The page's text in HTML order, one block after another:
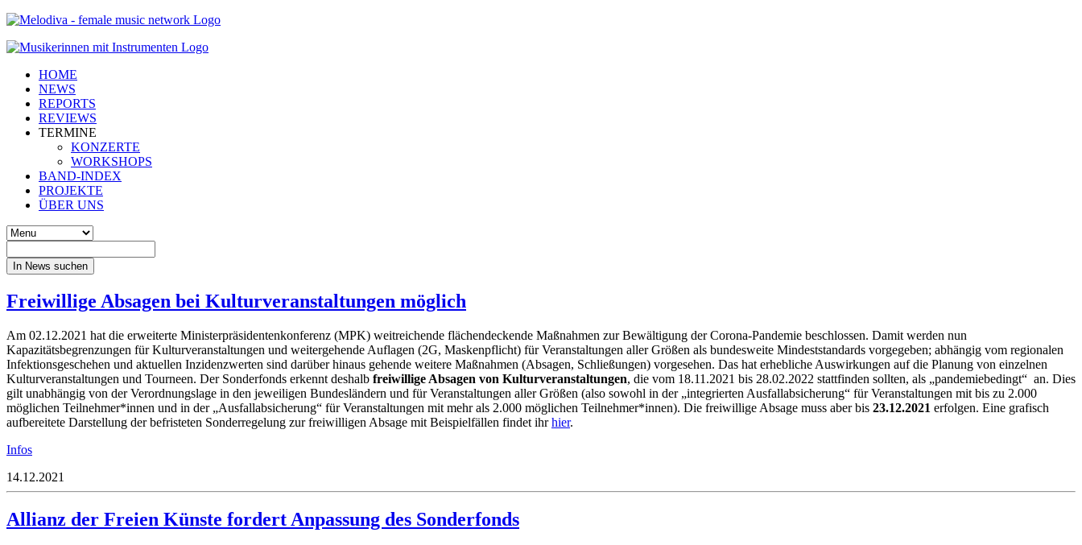
HOME
NEWS
REPORTS
REVIEWS
TERMINE
KONZERTE
WORKSHOPS
BAND-INDEX
PROJEKTE
ÜBER UNS
In News suchen
Freiwillige Absagen bei Kulturveranstaltungen möglich
Am 02.12.2021 hat die erweiterte Ministerpräsidentenkonferenz (MPK) weitreichende flächendeckende Maßnahmen zur Bewältigung der Corona-Pandemie beschlossen. Damit werden nun
Kapazitätsbegrenzungen für Kulturveranstaltungen und weitergehende Auflagen (2G, Maskenpflicht) für Veranstaltungen aller Größen als bundesweite Mindeststandards vorgegeben; abhängig vom regionalen
Infektionsgeschehen und aktuellen Inzidenzwerten sind darüber hinaus gehende weitere Maßnahmen (Absagen, Schließungen) vorgesehen. Das hat erhebliche Auswirkungen auf die Planung von einzelnen
Kulturveranstaltungen und Tourneen. Der Sonderfonds erkennt deshalb freiwillige Absagen von Kulturveranstaltungen, die vom 18.11.2021 bis 28.02.2022 stattfinden sollten, als „pandemiebedingt“ an. Dies
gilt unabhängig von der Verordnungslage in den jeweiligen Bundesländern und für Veranstaltungen aller Größen (also sowohl in der „integrierten Ausfallabsicherung“ für Veranstaltungen mit bis zu 2.000
möglichen Teilnehmer*innen und in der „Ausfallabsicherung“ für Veranstaltungen mit mehr als 2.000 möglichen Teilnehmer*innen). Die freiwillige Absage muss aber bis 23.12.2021 erfolgen. Eine grafisch
aufbereitete Darstellung der befristeten Sonderregelung zur freiwilligen Absage mit Beispielfällen findet ihrhier.
Infos
14.12.2021
Allianz der Freien Künste fordert Anpassung des Sonderfonds